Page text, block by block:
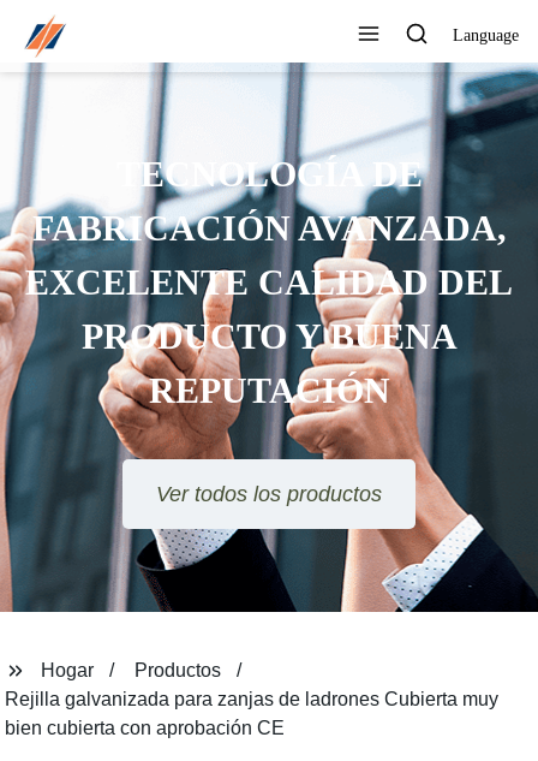
Language
PUEDE PERSONALIZAR
DIFERENTES DISEÑOS Y
ESTILOS
Ver todos los productos
Hogar
Productos
Rejilla galvanizada para zanjas de ladrones Cubierta muy
bien cubierta con aprobación CE